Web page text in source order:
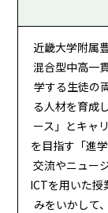
近畿大学附属
混合型中高一
学する生徒の
る人材を育成
ース」とキャ
を目指す「進
交流やニュー
ICTを用いた授
みをいかして